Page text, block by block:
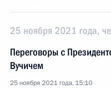
25 ноября 2021 года,
Переговоры с
Вучичем
25 ноября 2021 года, 15:10